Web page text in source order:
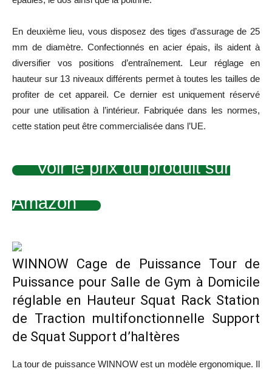
En deuxième lieu, vous disposez des tiges d’assurage de 25
mm de diamètre. Confectionnés en acier épais, ils aident à
diversifier vos positions d’entraînement. Leur réglage en
hauteur sur 13 niveaux différents permet à toutes les tailles de
profiter de cet appareil. Ce dernier est uniquement réservé
pour une utilisation à l’intérieur. Fabriquée dans les normes,
cette station peut être commercialisée dans l’UE.
Voir le prix du produit sur
Amazon
WINNOW Cage de Puissance Tour de
Puissance pour Salle de Gym à Domicile
réglable en Hauteur Squat Rack Station
de Traction multifonctionnelle Support
de Squat Support d’haltères
La tour de puissance WINNOW est un modèle ergonomique. Il